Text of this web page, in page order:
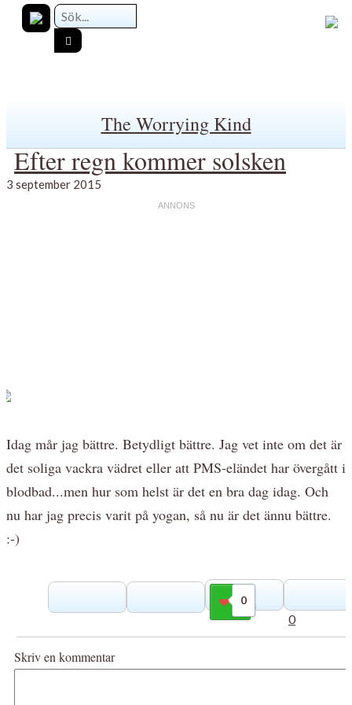
The Worrying Kind
Efter regn kommer solsken
3 september 2015
Idag mår jag bättre. Betydligt bättre. Jag vet inte om det är
det soliga vackra vädret eller att PMS-eländet har övergått i
blodbad...men hur som helst är det en bra dag idag. Och
nu har jag precis varit på yogan, så nu är det ännu bättre.
:-)
0
Gilla
0
Skriv en kommentar